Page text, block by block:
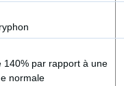
140% par rapport à une
normale